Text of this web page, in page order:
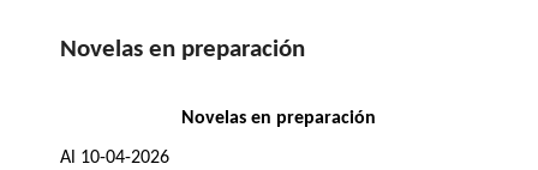
Novelas en preparación
Novelas en preparación
Al 10-04-2026